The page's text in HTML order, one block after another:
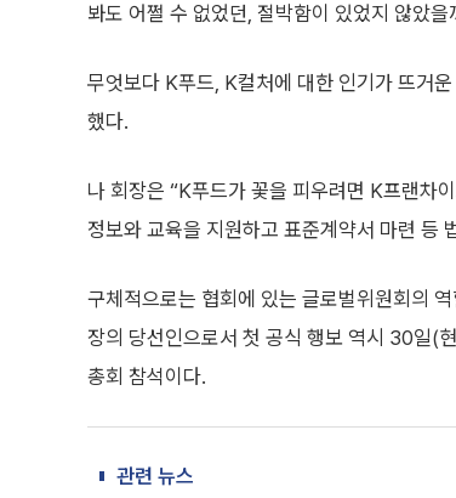
봐도 어쩔 수 없었던, 절박함이 있었지 않았
무엇보다 K푸드, K컬처에 대한 인기가 뜨거
했다.
나 회장은 “K푸드가 꽃을 피우려면 K프랜차
정보와 교육을 지원하고 표준계약서 마련 등
구체적으로는 협회에 있는 글로벌위원회의
장의 당선인으로서 첫 공식 행보 역시 30일(
총회 참석이다.
관련 뉴스